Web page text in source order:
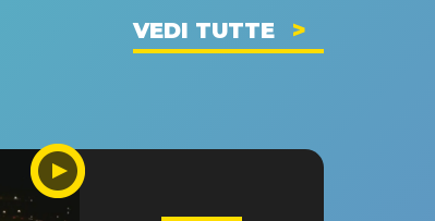
VEDI TUTTE